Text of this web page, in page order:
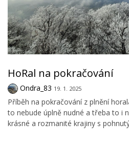
HoRal na pokračování
Ondra_83 19. 1. 2025
Příběh na pokračování z plnění
to nebude úplně nudné a třeba to i
krásné a rozmanité krajiny s